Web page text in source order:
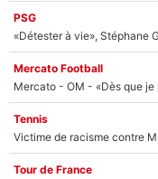
PSG
«Détester à vie», Stéphane
Mercato Football
Tennis
Tour de France